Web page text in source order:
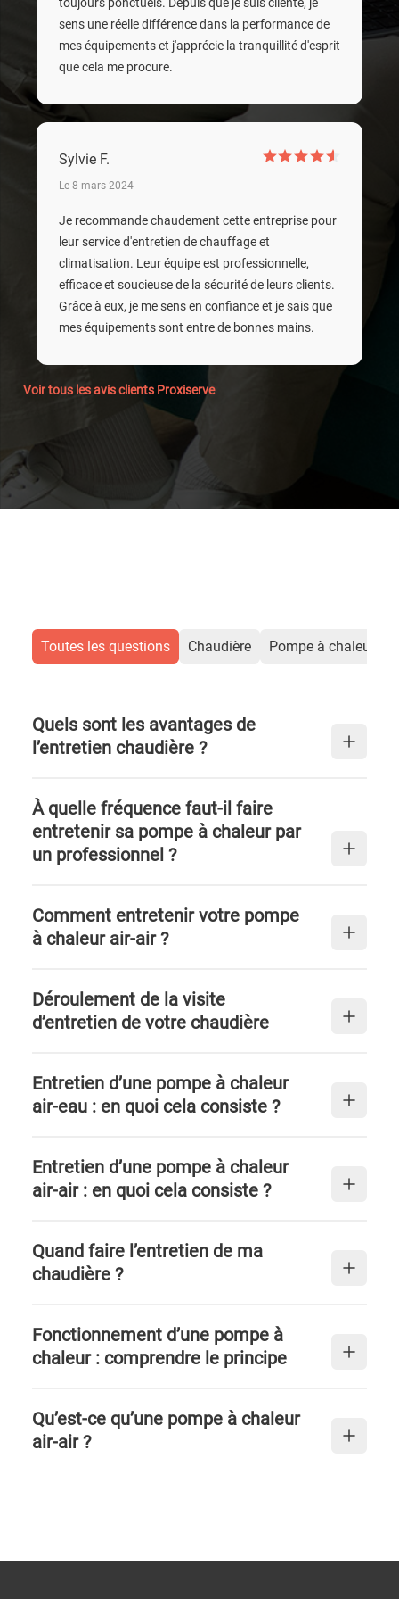
toujours ponctuels. Depuis que je suis cliente, je
sens une réelle différence dans la performance de
mes équipements et j'apprécie la tranquillité d'esprit
que cela me procure.
Sylvie F.
Le 8 mars 2024
Je recommande chaudement cette entreprise pour
leur service d'entretien de chauffage et
climatisation. Leur équipe est professionnelle,
efficace et soucieuse de la sécurité de leurs clients.
Grâce à eux, je me sens en confiance et je sais que
mes équipements sont entre de bonnes mains.
Voir tous les avis clients Proxiserve
Toutes les questions Chaudière Pompe à chaleur
Quels sont les avantages de
l’entretien chaudière ?
À quelle fréquence faut-il faire
entretenir sa pompe à chaleur par
un professionnel ?
Comment entretenir votre pompe
à chaleur air-air ?
Déroulement de la visite
d’entretien de votre chaudière
Entretien d’une pompe à chaleur
air-eau : en quoi cela consiste ?
Entretien d’une pompe à chaleur
air-air : en quoi cela consiste ?
Quand faire l’entretien de ma
chaudière ?
Fonctionnement d’une pompe à
chaleur : comprendre le principe
Qu’est-ce qu’une pompe à chaleur
air-air ?